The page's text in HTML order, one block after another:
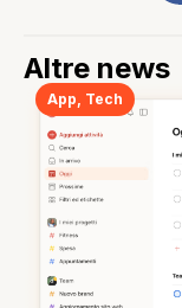
Altre news
App, Tech